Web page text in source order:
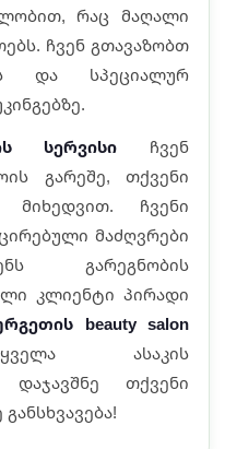
რაც მაღალი
ჩვენ გთავაზობთ
და სპეციალურ
სერვისი ჩვენ
გარეშე, თქვენი
მიხედვით. ჩვენი
მაძღვრები
გარეგნობის
კლიენტი პირადი
beauty salon
ასაკის
დაჯავშნე თქვენი